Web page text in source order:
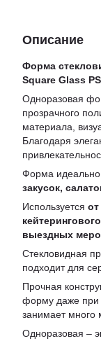
Описание
Форма
Square Glass PS
Одноразовая
прозрачного
материала,
Благодаря
Форма
закусок,
Используется
выездных
Стекловидная
подходит для
Прочная
форму даже при
занимает много
Одноразовая –